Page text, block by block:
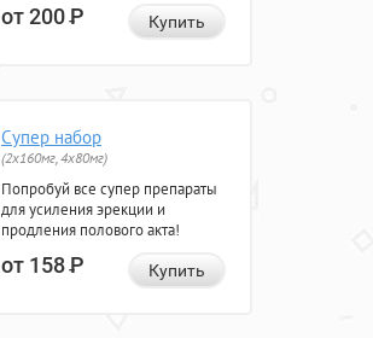
от 200Р Купить
Супер набор
(2х160мг, 4х80мг)
Попробуй все супер препараты
для усиления эрекции и
продления полового акта!
от 158Р Купить